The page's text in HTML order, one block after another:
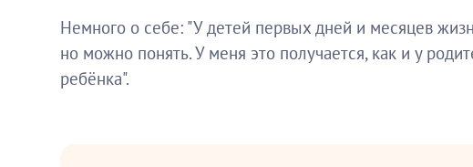
Немного о себе: "У детей первых дней и месяцев
но можно понять. У меня это получается, как и у
ребёнка".